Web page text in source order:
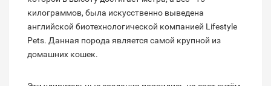
килограммов, была искусственно выведена
английской биотехнологической компанией Lifestyle
Pets. Данная порода является самой крупной из
домашних кошек.